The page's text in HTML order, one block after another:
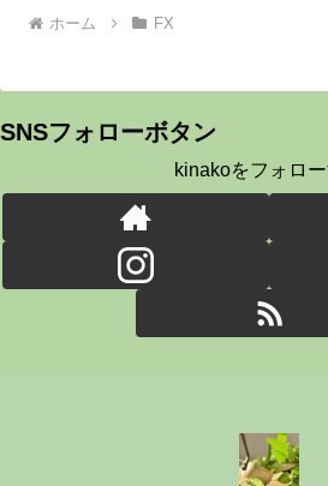
ホーム FX
SNSフォローボタン
kinakoをフォロ